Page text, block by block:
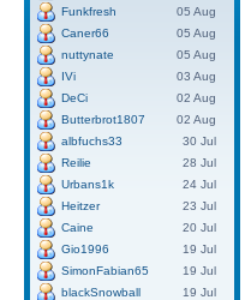
Funkfresh
05 Aug
Caner66
05 Aug
nuttynate
05 Aug
IVi
03 Aug
DeCi
02 Aug
Butterbrot1807
02 Aug
albfuchs33
30 Jul
Reilie
28 Jul
Urbans1k
24 Jul
Heitzer
23 Jul
Caine
20 Jul
Gio1996
19 Jul
SimonFabian65
19 Jul
blackSnowball
19 Jul